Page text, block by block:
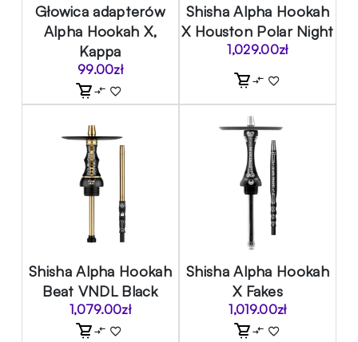
Głowica adapterów
Alpha Hookah X,
Kappa
99.00zł
Shisha Alpha Hookah
X Houston Polar Night
1,029.00zł
Shisha Alpha Hookah
Beat VNDL Black
1,079.00zł
Shisha Alpha Hookah
X Fakes
1,019.00zł